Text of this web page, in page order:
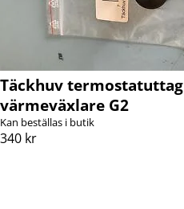
Täckhuv termostatuttag
värmeväxlare G2
Kan beställas i butik
340 kr